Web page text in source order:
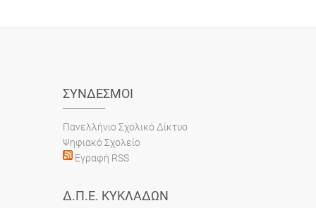
ΣΎΝΔΕΣΜΟΙ
Πανελλήνιο Σχολικό Δίκτυο
Ψηφιακό Σχολείο
Εγραφή RSS
Δ.Π.Ε. ΚΥΚΛΆΔΩΝ